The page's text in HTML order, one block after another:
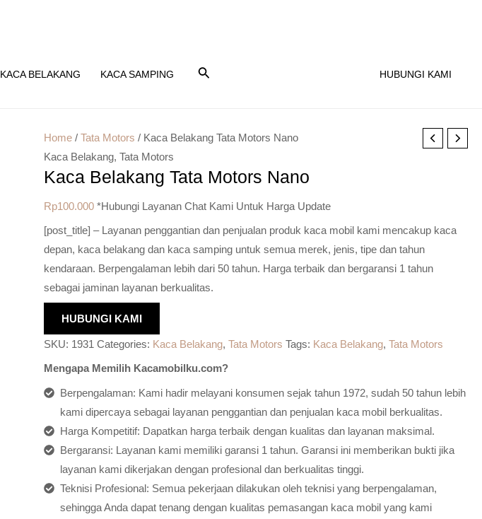
KACA BELAKANG KACA SAMPING HUBUNGI KAMI
Home /Tata Motors / Kaca Belakang Tata Motors Nano
Kaca Belakang,Tata Motors
Kaca Belakang Tata Motors Nano
Rp100.000 *Hubungi Layanan Chat Kami Untuk Harga Update
[post_title] – Layanan penggantian dan penjualan produk kaca mobil kami mencakup kaca
depan, kaca belakang dan kaca samping untuk semua merek, jenis, tipe dan tahun
kendaraan. Berpengalaman lebih dari 50 tahun. Harga terbaik dan bergaransi 1 tahun
sebagai jaminan layanan berkualitas.
HUBUNGI KAMI
SKU: 1931 Categories: Kaca Belakang,Tata Motors Tags: Kaca Belakang,Tata Motors
Mengapa Memilih Kacamobilku.com?
Berpengalaman: Kami hadir melayani konsumen sejak tahun 1972, sudah 50 tahun lebih
kami dipercaya sebagai layanan penggantian dan penjualan kaca mobil berkualitas.
Harga Kompetitif: Dapatkan harga terbaik dengan kualitas dan layanan maksimal.
Bergaransi: Layanan kami memiliki garansi 1 tahun. Garansi ini memberikan bukti jika
layanan kami dikerjakan dengan profesional dan berkualitas tinggi.
Teknisi Profesional: Semua pekerjaan dilakukan oleh teknisi yang berpengalaman,
sehingga Anda dapat tenang dengan kualitas pemasangan kaca mobil yang kami